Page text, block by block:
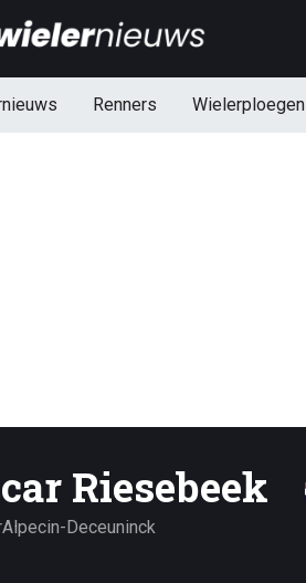
Renners Wielerploegen
Riesebeek
Alpecin-Deceuninck